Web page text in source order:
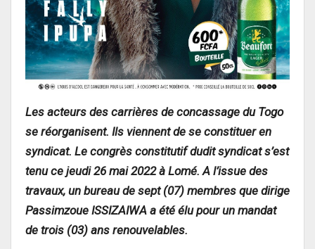
Les acteurs des carrières de concassage du Togo
se réorganisent. Ils viennent de se constituer en
syndicat. Le congrès constitutif dudit syndicat s’est
tenu ce jeudi 26 mai 2022 à Lomé. A l’issue des
travaux, un bureau de sept (07) membres que dirige
Passimzoue ISSIZAIWA a été élu pour un mandat
de trois (03) ans renouvelables.